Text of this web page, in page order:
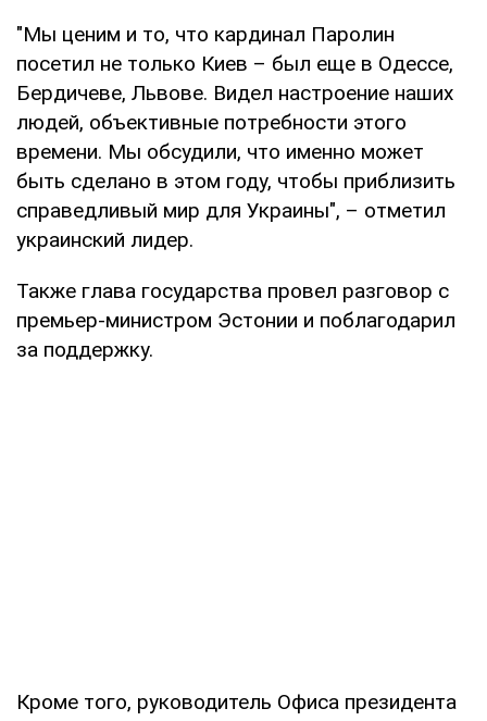
"Мы ценим и то, что кардинал Паролин
посетил не только Киев – был еще в Одессе,
Бердичеве, Львове. Видел настроение наших
людей, объективные потребности этого
времени. Мы обсудили, что именно может
быть сделано в этом году, чтобы приблизить
справедливый мир для Украины", – отметил
украинский лидер.
Также глава государства провел разговор с
премьер-министром Эстонии и поблагодарил
за поддержку.
Кроме того, руководитель Офиса президента